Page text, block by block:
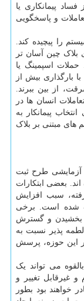
پیمانکاری یا
و پاسخگویی
را پیچیده کند.
چین آسان تر
اسپمینگ یا
بارگذاری بیش از
از بین ببرند.
انسان ها در
پیمانکار به
های مبتنی بر بلاک
آزمایشی طرح ثبت
بعضی ابتکارات
سبب افزایش
شده است. برخی
بخشیدن و گسترش
پذیر نسبت به
بر این حوزه، پرسش
می تواند یک
غیرقابل تغییر و
خواهند بود بطور